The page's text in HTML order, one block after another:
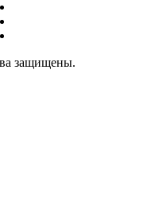
защищены.